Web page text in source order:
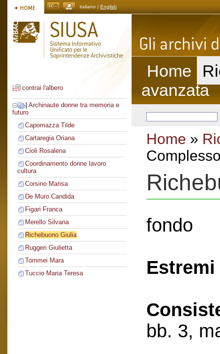
italiano | English
contrai l'albero
Archinaute donne tra memoria e
futuro
Capomazza Tilde
Cartaregia Oriana
Cioli Rosalena
Coordinamento donne lavoro
cultura
Corsino Marisa
De Muro Candida
Figari Franca
Merello Silvana
Richebuono Giulia
Ruggeri Giulietta
Tommei Mara
Tuccio Maria Teresa
Home
avanzata
Home »
fondo
bb. 3,